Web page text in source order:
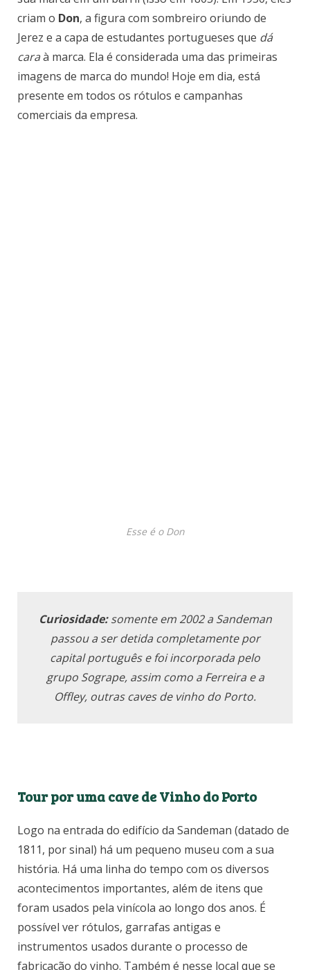
criam o Don, a figura com sombreiro oriundo de
Jerez e a capa de estudantes portugueses que dá
caraà marca. Ela é considerada uma das primeiras
imagens de marca do mundo! Hoje em dia, está
presente em todos os rótulos e campanhas
comerciais da empresa.
Esse é o Don
Curiosidade:somente em 2002 a Sandeman
passou a ser detida completamente por
capital português e foi incorporada pelo
grupo Sogrape, assim como a Ferreira e a
Offley, outras caves de vinho do Porto.
Tour por uma cave de Vinho do Porto
Logo na entrada do edifício da Sandeman (datado de
1811, por sinal) há um pequeno museu com a sua
história. Há uma linha do tempo com os diversos
acontecimentos importantes, além de itens que
foram usados pela vinícola ao longo dos anos. É
possível ver rótulos, garrafas antigas e
instrumentos usados durante o processo de
fabricação do vinho. Também é nesse local que se